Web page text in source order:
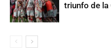
triunfo de la